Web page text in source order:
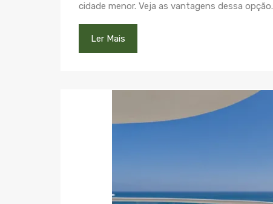
cidade menor. Veja as vantagens dessa opção.
Ler Mais